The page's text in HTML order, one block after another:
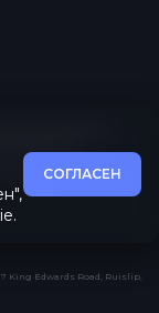
данных
King Edwards Road, Ruislip,
СОГЛАСЕН